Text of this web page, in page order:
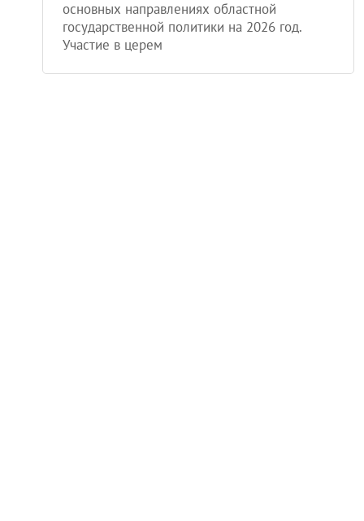
основных направлениях областной
государственной политики на 2026 год.
Участие в церем